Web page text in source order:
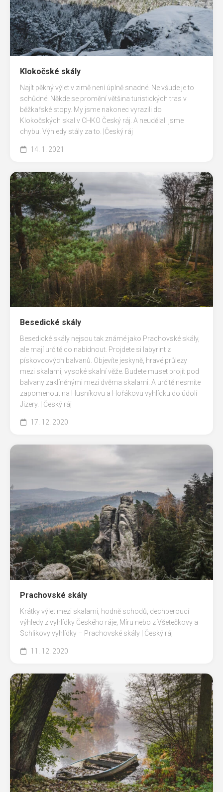
Klokočské skály
Najít pěkný výlet v zimě není úplně snadné. Ne všude je to
schůdné. Někde se promění většina turistických tras v
běžkařské stopy. My jsme nakonec vyrazili do
Klokočských skal v CHKO Český ráj. A neudělali jsme
chybu. Výhledy stály za to. |Český ráj
14. 1. 2021
Besedické skály
Besedické skály nejsou tak známé jako Prachovské skály,
ale mají určitě co nabídnout. Projdete si labyrint z
pískovcových balvanů. Objevíte jeskyně, hravé průlezy
mezi skalami, vysoké skalní věže. Budete muset projít pod
balvany zaklíněnými mezi dvěma skalami. A určitě nesmíte
zapomenout na Husníkovu a Hořákovu vyhlídku do údolí
Jizery. | Český ráj
17. 12. 2020
Prachovské skály
Krátky výlet mezi skalami, hodně schodů, dechberoucí
výhledy z vyhlídky Českého ráje, Míru nebo z Všetečkovy a
Schlikovy vyhlídky – Prachovské skály | Český ráj
11. 12. 2020